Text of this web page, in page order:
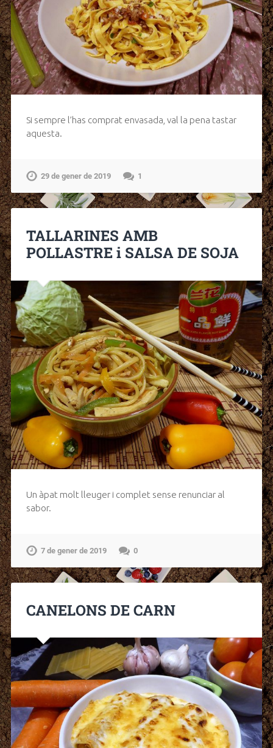
Si sempre l’has comprat envasada, val la pena tastar
aquesta.
29 de gener de 2019 1
TALLARINES AMB
POLLASTRE i SALSA DE SOJA
Un àpat molt lleuger i complet sense renunciar al
sabor.
7 de gener de 2019 0
CANELONS DE CARN